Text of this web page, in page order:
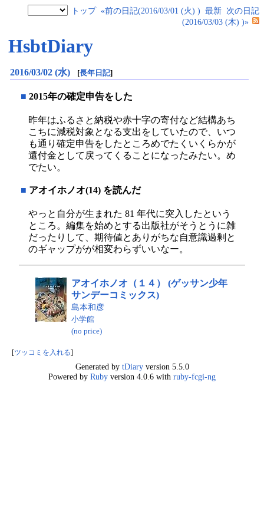
トップ «前の日記(2016/03/01 (火) ) 最新 次の日記
(2016/03/03 (木) )»
HsbtDiary
2016/03/02 (水) [長年日記]
■ 2015年の確定申告をした
昨年はふるさと納税や赤十字の寄付など結構あち
こちに減税対象となる支出をしていたので、いつ
も通り確定申告をしたところめでたくいくらかが
還付金として戻ってくることになったみたい。め
でたい。
■ アオイホノオ(14) を読んだ
やっと自分が生まれた 81 年代に突入したという
ところ。編集を始めとする出版社がそうとうに雑
だったりして、期待値とありがちな自意識過剰と
のギャップがが相変わらずいいなー。
アオイホノオ（１４） (ゲッサン少年
サンデーコミックス)
島本和彦
小学館
(no price)
ツッコミを入れる
Generated by tDiaryversion 5.5.0
Powered by Ruby version 4.0.6 with ruby-fcgi-ng